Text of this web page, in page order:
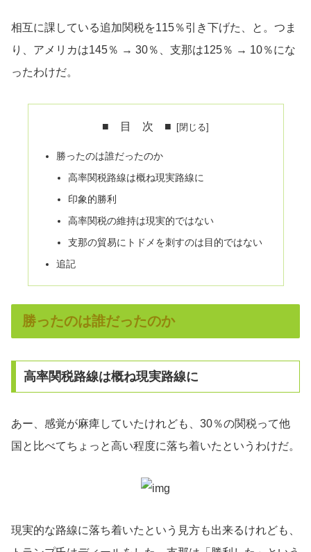
相互に課している追加関税を115％引き下げた、と。つま
り、アメリカは145％ → 30％、支那は125％ → 10％にな
ったわけだ。
■ 目 次 ■
勝ったのは誰だったのか
高率関税路線は概ね現実路線に
印象的勝利
高率関税の維持は現実的ではない
支那の貿易にトドメを刺すのは目的ではない
追記
勝ったのは誰だったのか
高率関税路線は概ね現実路線に
あー、感覚が麻痺していたけれども、30％の関税って他
国と比べてちょっと高い程度に落ち着いたというわけだ。
現実的な路線に落ち着いたという見方も出来るけれども、